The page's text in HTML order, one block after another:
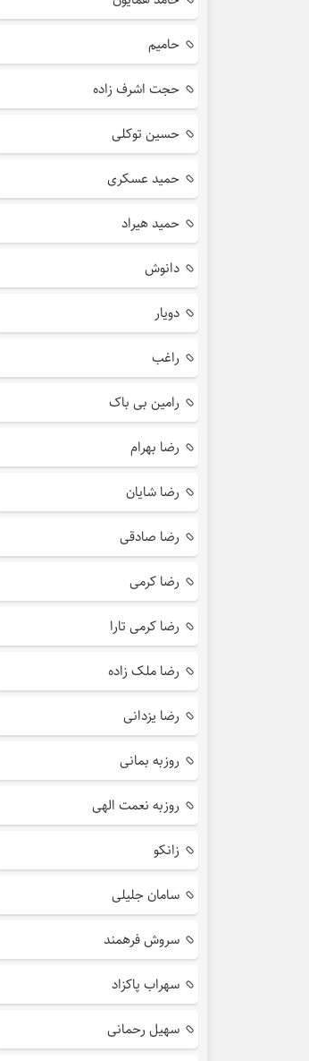
حامیم
حجت اشرف زاده
حسین توکلی
حمید عسکری
حمید هیراد
دانوش
دویار
راغب
رامین بی باک
رضا بهرام
رضا شایان
رضا صادقی
رضا کرمی
رضا کرمی تارا
رضا ملک زاده
رضا یزدانی
روزبه بمانی
روزبه نعمت الهی
زانکو
سامان جلیلی
سروش فرهمند
سهراب پاکزاد
سهیل رحمانی